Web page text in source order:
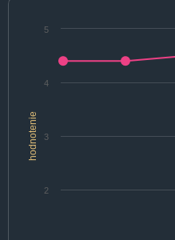
hodnotenie
2
3
4
5